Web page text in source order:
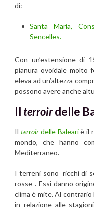
di:
Santa Maria,
Sencelles.
Con un’estensione di
pianura ovoidale molto
eleva ad un’altezza
possono avere anche
Il terroirdelle
Il terroir delle Baleariè il
mondo, che hanno
Mediterraneo.
I terreni sono ricchi di
rosse . Essi danno
clima è mite. Al
in relazione alle